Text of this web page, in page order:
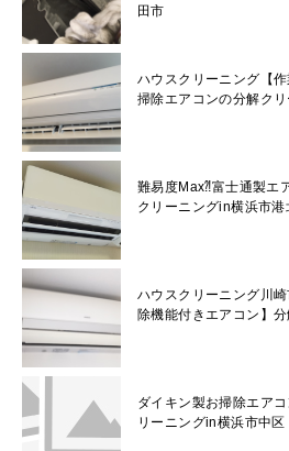
田市
ハウスクリーニング【
掃除エアコンの分解ク
難易度Max⁈富士通製エ
クリーニングin横浜市港
ハウスクリーニング川
除機能付きエアコン】
ダイキン製お掃除エア
リーニングin横浜市中区